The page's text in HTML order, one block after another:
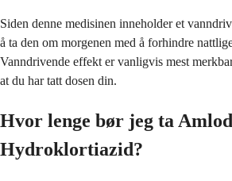
Siden denne medisinen inneholder et
å ta den om morgenen med å forhindre
Vanndrivende effekt er vanligvis mest
at du har tatt dosen din.
Hvor lenge bør jeg ta
Hydroklortiazid?